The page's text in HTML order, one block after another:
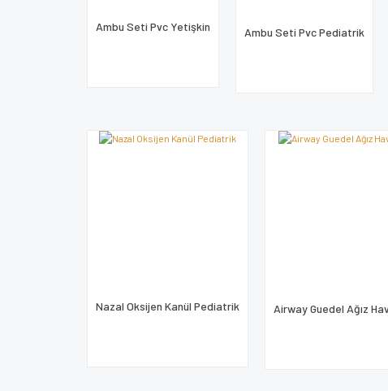
Ambu Seti Pvc Yetişkin Ambu Seti Pvc Pediatrik
Nazal Oksijen Kanül Pediatrik Airway Guedel Ağız